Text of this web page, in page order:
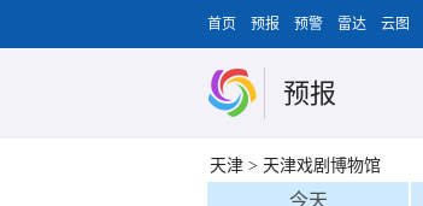
首页 预报 预警 雷达 云图
预报
天津 > 天津戏剧博物馆
今天